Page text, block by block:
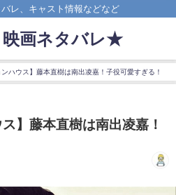
レ、キャスト情報などなど
画ネタバレ★
ンハウス】藤本直樹は南出凌嘉！子役可愛すぎる！
】藤本直樹は南出凌嘉！